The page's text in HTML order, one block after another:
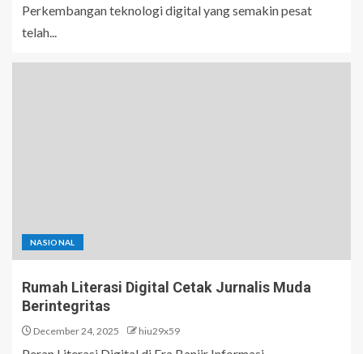
Perkembangan teknologi digital yang semakin pesat
telah...
NASIONAL
Rumah Literasi Digital Cetak Jurnalis Muda
Berintegritas
December 24, 2025 hiu29x59